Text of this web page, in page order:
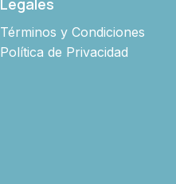
Términos y Condiciones
Política de Privacidad